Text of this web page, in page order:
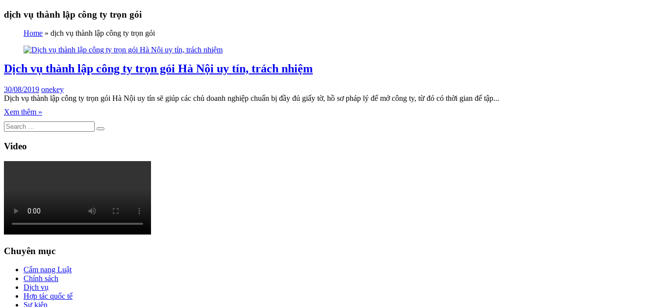
dịch vụ thành lập công ty trọn gói
Home » dịch vụ thành lập công ty trọn gói
Dịch vụ thành lập công ty trọn gói Hà Nội uy tín, trách nhiệm
30/08/2019 onekey
Dịch vụ thành lập công ty trọn gói Hà Nội uy tín sẽ giúp các chủ doanh nghiệp chuẩn bị đầy đủ giấy tờ, hồ sơ pháp lý để mở công ty, từ đó có thời gian để tập...
Xem thêm »
Video
Chuyên mục
Cẩm nang Luật
Chính sách
Dịch vụ
Hợp tác quốc tế
Sự kiện